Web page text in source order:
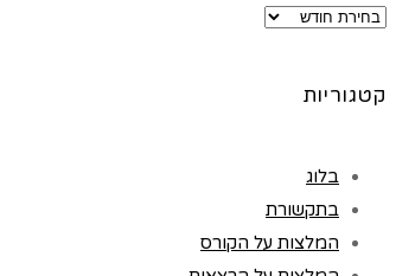
ארכיונים
קטגוריות
בלוג
בתקשורת
המלצות על הקורס